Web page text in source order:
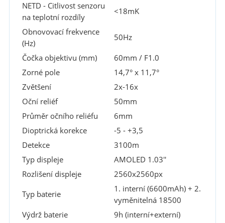
NETD - Citlivost senzoru
na teplotní rozdíly
<18mK
Obnovovací frekvence
(Hz)
50Hz
Čočka objektivu (mm)
60mm / F1.0
Zorné pole
14,7° x 11,7°
Zvětšení
2x-16x
Oční reliéf
50mm
Průměr očního reliéfu
6mm
Dioptrická korekce
-5 - +3,5
Detekce
3100m
Typ displeje
AMOLED 1.03''
Rozlišení displeje
2560x2560px
Typ baterie
1. interní (6600mAh) + 2.
vyměnitelná 18500
Výdrž baterie
9h (interní+externí)